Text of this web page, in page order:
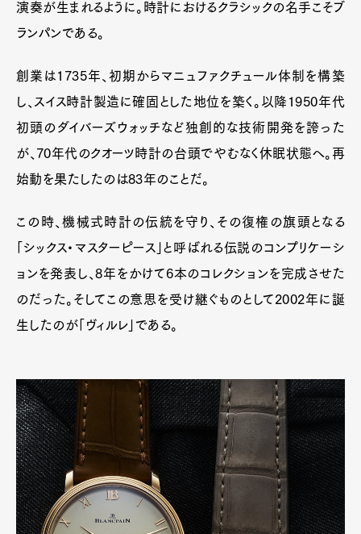
演奏が生まれるように。時計におけるクラシックの名手こそブ
ランパンである。
創業は1735年、初期からマニュファクチュール体制を構築
し、スイス時計製造に確固とした地位を築く。以降1950年代
初頭のダイバーズウォッチなど独創的な技術開発を誇った
が、70年代のクオーツ時計の台頭でやむなく休眠状態へ。再
始動を果たしたのは83年のことだ。
この時、機械式時計の伝統を守り、その復権の旗頭となる
「シックス・マスターピース」と呼ばれる伝説のコンプリケーシ
ョンを発表し、8年をかけて6本のコレクションを完成させた
のだった。そしてこの意思を受け継ぐものとして2002年に誕
生したのが「ヴィルレ」である。